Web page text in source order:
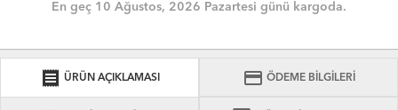
En geç 10 Ağustos, 2026 Pazartesi günü kargoda.
receipt ÜRÜN AÇIKLAMASI credit_card ÖDEME BİLGİLERİ